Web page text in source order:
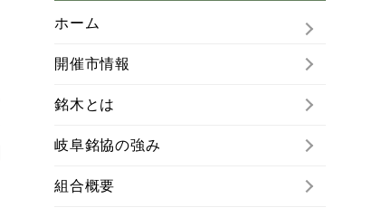
ホーム
開催市情報
銘木とは
岐阜銘協の強み
組合概要